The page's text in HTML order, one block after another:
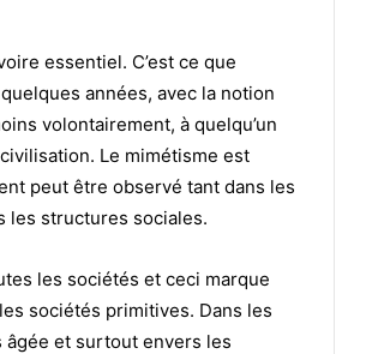
essentiel. C’est ce que
années, avec la notion
volontairement, à quelqu’un
civilisation. Le mimétisme est
peut être observé tant dans les
les structures sociales.
les sociétés et ceci marque
sociétés primitives. Dans les
et surtout envers les